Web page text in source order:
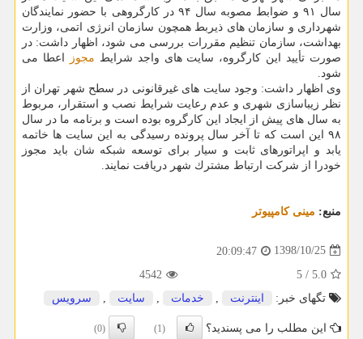
سال ۹۱ و ضوابط مصوبه سال ۹۴ در كارگروهی با حضور نمایندگان
شهرداری و سازمان های ذیربط همچون سازمان انرژی اتمی، وزارت
بهداشت، سازمان تنظیم مقررات بررسی می شود، اظهار داشت: در
صورت تأیید این كارگروه، سایت های واجد شرایط مجوز
اعطا می
شود.
وی اظهار داشت: وجود سایت های غیرقانونی در سطح شهر تهران از
نظر زیباسازی شهری و عدم رعایت شرایط نصب و استقرار، مربوط
به سال های پیش از ایجاد این كارگروه بوده است و برنامه ما در سال
۹۸ این است كه تا آخر سال پرونده رسیدگی به این سایت ها خاتمه
یابد و اپراتورهای ثابت و سیار برای توسعه شبكه شان باید مجوز
خودرا از شركت ارتباط مشترك شهر دریافت نمایند.
منبع: مینی كامپیوتر
1398/10/25
20:09:47
5.0
/
5
4542
تگهای خبر:
اینترنت , خدمات , سایت , سرویس
این مطلب را می پسندید؟ (1)
(0)